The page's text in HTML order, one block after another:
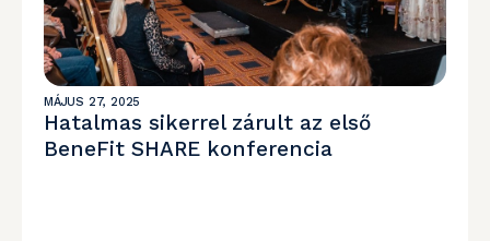
MÁJUS 27, 2025
Hatalmas sikerrel zárult az első
BeneFit SHARE konferencia